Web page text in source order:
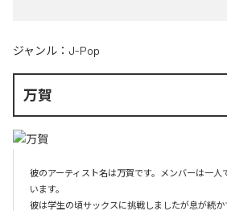
ジャンル： J-Pop
万賀
彼のアーティスト名は万賀です。メンバーは一人
います。
彼は学生の頃サックスに挑戦しましたが息が続